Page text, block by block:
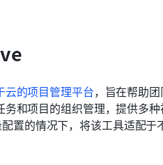
云的项目管理平台，旨在帮助
务和项目的组织管理，提供多
置的情况下，将该工具适配